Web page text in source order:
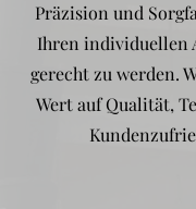
Präzision und
Ihren individuellen
gerecht zu werden.
Wert auf Qualität,